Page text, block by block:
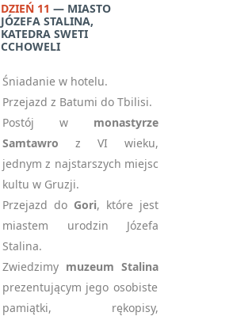
DZIEŃ 11
MIASTO
JÓZEFA STALINA,
KATEDRA SWETI
CCHOWELI
Śniadanie w hotelu.
Przejazd z Batumi do Tbilisi.
Postój w monastyrze
Samtawro z VI wieku,
jednym z najstarszych miejsc
kultu w Gruzji.
Przejazd do Gori, które jest
miastem urodzin Józefa
Stalina.
Zwiedzimy muzeum Stalina
prezentującym jego osobiste
pamiątki, rękopisy,